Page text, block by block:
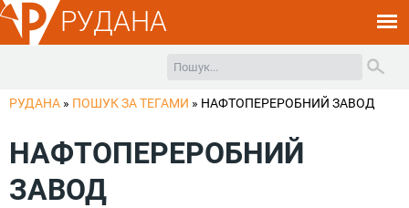
РУДАНА
РУДАНА » ПОШУК ЗА ТЕГАМИ » НАФТОПЕРЕРОБНИЙ ЗАВОД
НАФТОПЕРЕРОБНИЙ
ЗАВОД